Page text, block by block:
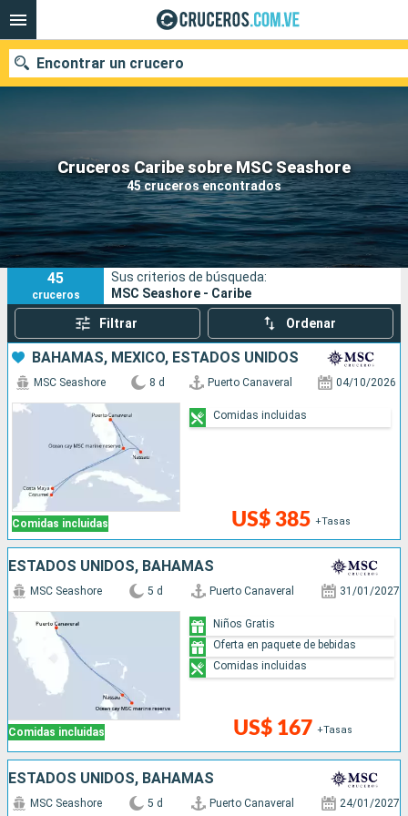
Cruceros Caribe sobre MSC Seashore
45 cruceros encontrados
Encontrar un crucero
Nuestros destinos
Fecha de salida
Puertos Compañías
Buscar
45
cruceros
Sus criterios de búsqueda:
MSC Seashore - Caribe
Filtrar Ordenar
BAHAMAS, MÉXICO, ESTADOS UNIDOS
Comidas incluidas
MSC Seashore 8 d Puerto Canaveral 04/10/2026
US$ 385 +Tasas
Comidas incluidas
ESTADOS UNIDOS, BAHAMAS
Comidas incluidas
MSC Seashore 5 d Puerto Canaveral 31/01/2027
US$ 167 +Tasas
Niños Gratis
Oferta en paquete de bebidas
Comidas incluidas
ESTADOS UNIDOS, BAHAMAS
MSC Seashore 5 d Puerto Canaveral 24/01/2027